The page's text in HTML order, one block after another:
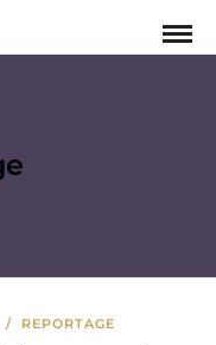
/ REPORTAGE